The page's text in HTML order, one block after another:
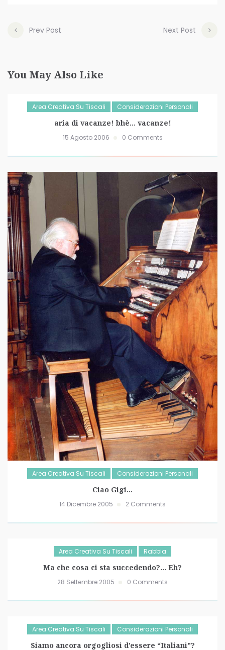
Prev Post Next Post
You May Also Like
Area Creativa Su Tiscali Considerazioni Personali
aria di vacanze! bhè… vacanze!
15 Agosto 2006 0 Comments
Area Creativa Su Tiscali Considerazioni Personali
Ciao Gigi…
14 Dicembre 2005 2 Comments
Area Creativa Su Tiscali Rabbia
Ma che cosa ci sta succedendo?… Eh?
28 Settembre 2005 0 Comments
Area Creativa Su Tiscali Considerazioni Personali
Siamo ancora orgogliosi d’essere “Italiani”?